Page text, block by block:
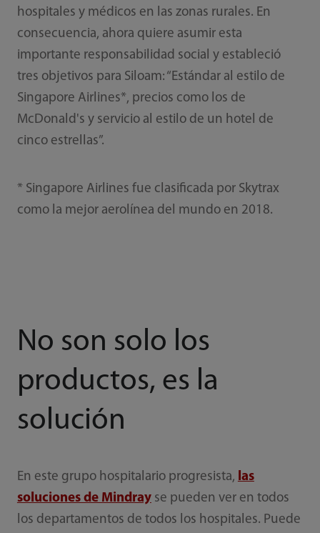
hospitales y médicos en las zonas rurales. En
consecuencia, ahora quiere asumir esta
importante responsabilidad social y estableció
tres objetivos para Siloam: “Estándar al estilo de
Singapore Airlines*, precios como los de
McDonald's y servicio al estilo de un hotel de
cinco estrellas”.
* Singapore Airlines fue clasificada por Skytrax
como la mejor aerolínea del mundo en 2018.
No son solo los
productos, es la
solución
En este grupo hospitalario progresista, las
soluciones de Mindrayse pueden ver en todos
los departamentos de todos los hospitales. Puede